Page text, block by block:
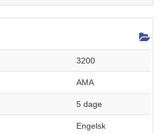
3200
AMA
5 dage
Engelsk